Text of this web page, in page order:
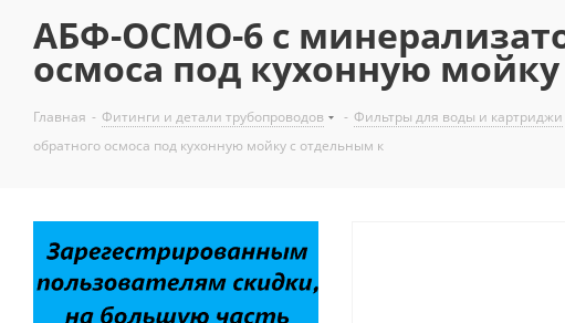
АБФ-ОСМО-6 с
осмоса под кухонную
Главная - Фитинги и детали трубопроводов - Фильтры для воды и картриджи
обратного осмоса под кухонную мойку с отдельным к